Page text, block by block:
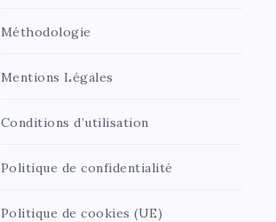
Méthodologie
Mentions Légales
Conditions d’utilisation
Politique de confidentialité
Politique de cookies (UE)